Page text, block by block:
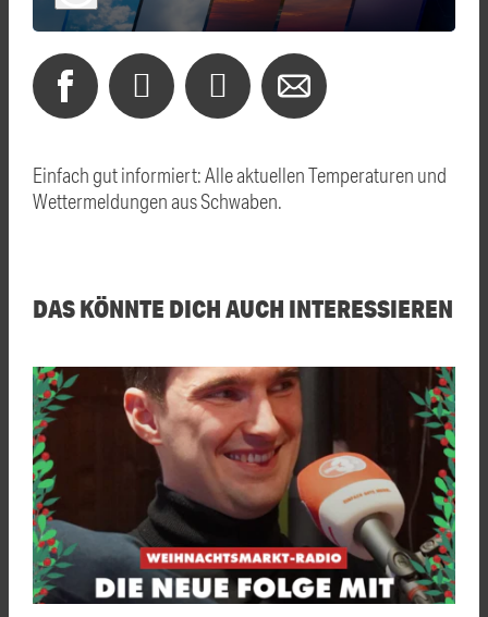
Einfach gut informiert: Alle aktuellen Temperaturen und
Wettermeldungen aus Schwaben.
DAS KÖNNTE DICH AUCH INTERESSIEREN